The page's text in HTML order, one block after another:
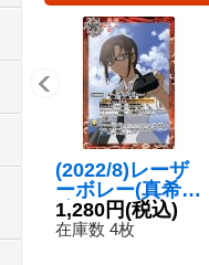
(2022/8)レーザ
ーボレー(真希
波・マリ・イラ
ストリアスイラ
1,280円(税込)
在庫数 4枚